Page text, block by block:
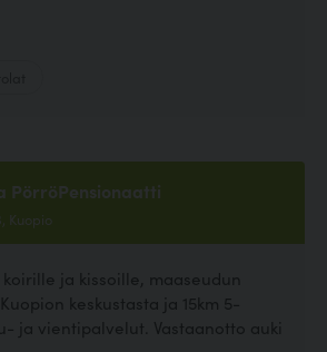
PörröPensionaatti
Kuopio
koirille ja kissoille, maaseudun
keskustasta ja 15km 5-
ja vientipalvelut. Vastaanotto auki